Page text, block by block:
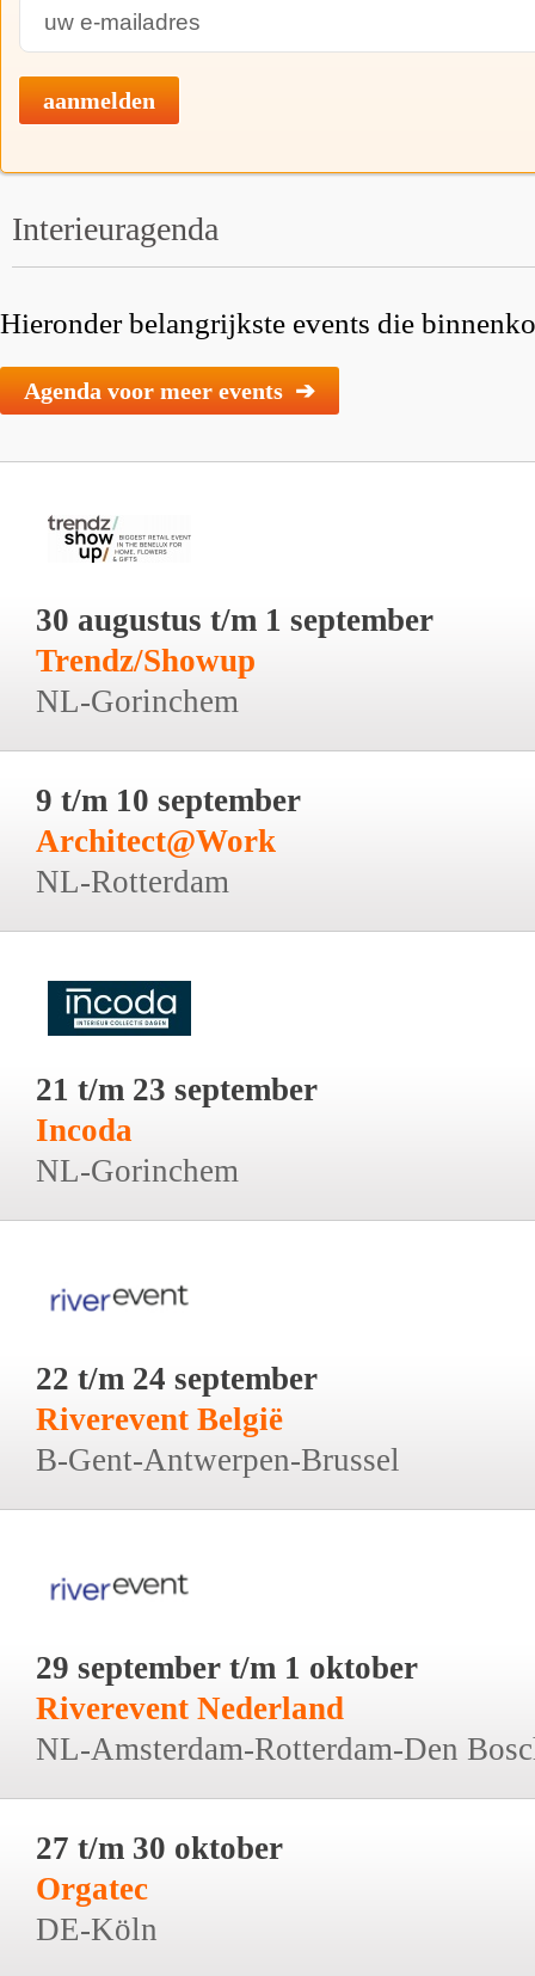
aanmelden
Interieuragenda
Hieronder belangrijkste events die
Agenda voor meer events ➔
30 augustus t/m 1 september
Trendz/Showup
NL-Gorinchem
9 t/m 10 september
Architect@Work
NL-Rotterdam
21 t/m 23 september
Incoda
NL-Gorinchem
22 t/m 24 september
Riverevent België
B-Gent-Antwerpen-Brussel
29 september t/m 1 oktober
Riverevent Nederland
NL-Amsterdam-Rotterdam-Den
27 t/m 30 oktober
Orgatec
DE-Köln